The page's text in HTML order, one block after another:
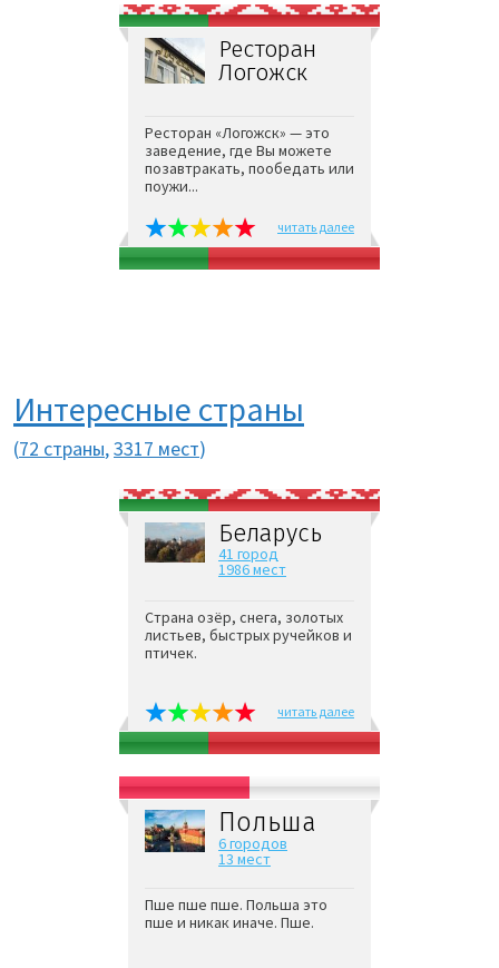
Ресторан
Логожск
Ресторан «Логожск» — это
заведение, где Вы можете
позавтракать, пообедать или
поужи...
читать далее
Интересные страны
(72 страны,3317 мест)
Беларусь
41 город
1986 мест
Страна озёр, снега, золотых
листьев, быстрых ручейков и
птичек.
читать далее
Польша
6 городов
13 мест
Пше пше пше. Польша это
пше и никак иначе. Пше.